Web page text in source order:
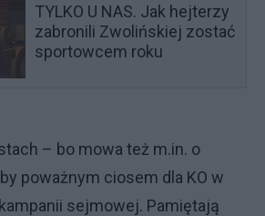
TYLKO U NAS. Jak hejterzy
zabronili Zwolińskiej zostać
sportowcem roku
– bo mowa też m.in. o
poważnym ciosem dla KO w
sejmowej. Pamiętają